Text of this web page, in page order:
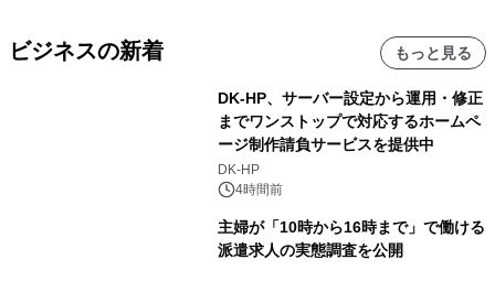
ビジネスの新着 もっと見る
DK-HP、サーバー設定から運用・修正
までワンストップで対応するホームペ
ージ制作請負サービスを提供中
DK-HP
4時間前
主婦が「10時から16時まで」で働ける
派遣求人の実態調査を公開